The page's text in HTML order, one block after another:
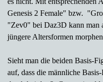
Genesis 2 Female" bzw.
"Zev0" bei Daz3D kann man
jüngere Altersformen
Sieht man die beiden Basis-
auf, dass die männliche